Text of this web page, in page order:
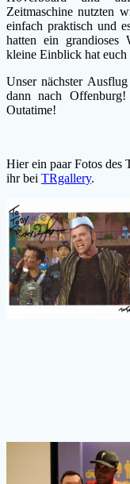
Zeitmaschine nutzten
einfach praktisch und
hatten ein grandioses
kleine Einblick hat euch
Unser nächster
dann nach
Outatime!
Hier ein paar Fotos des
ihr bei TRgallery.